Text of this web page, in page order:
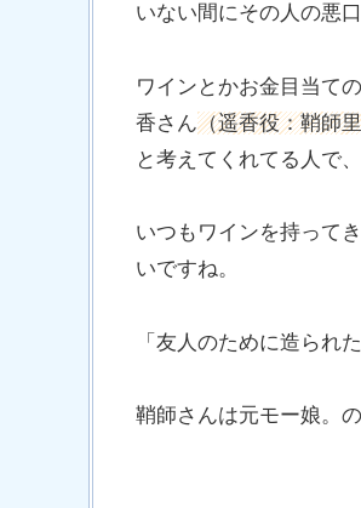
いない間にその人の悪
ワインとかお金目当て
香さん（遥香役：鞘師
と考えてくれてる人で
いつもワインを持って
いですね。
「友人のために造られ
鞘師さんは元モー娘。